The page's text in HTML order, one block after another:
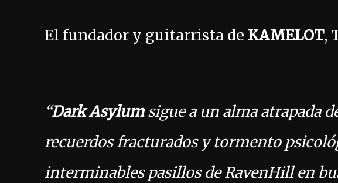
El fundador y guitarrista de KAMELOT,
“Dark Asylumsigue a un alma atrapada
recuerdos fracturados y tormento
interminables pasillos de RavenHill en